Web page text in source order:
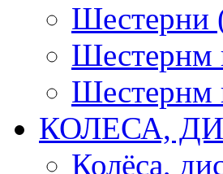
Шестерни
Шестернм
Шестернм
КОЛЕСА,
Колёса,